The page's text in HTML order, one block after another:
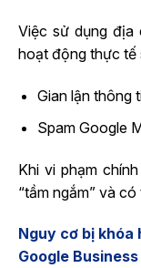
Việc sử dụng địa
hoạt động thực tế
Gian lận thông
Spam Google
Khi vi phạm
“tầm ngắm” và
Nguy cơ bị khóa
Google Business